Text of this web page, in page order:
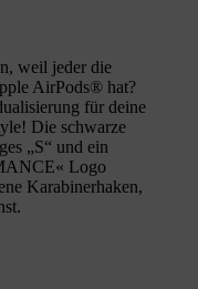
weil jeder die
AirPods® hat?
für deine
Die schwarze
„S“ und ein
Logo
Karabinerhaken,